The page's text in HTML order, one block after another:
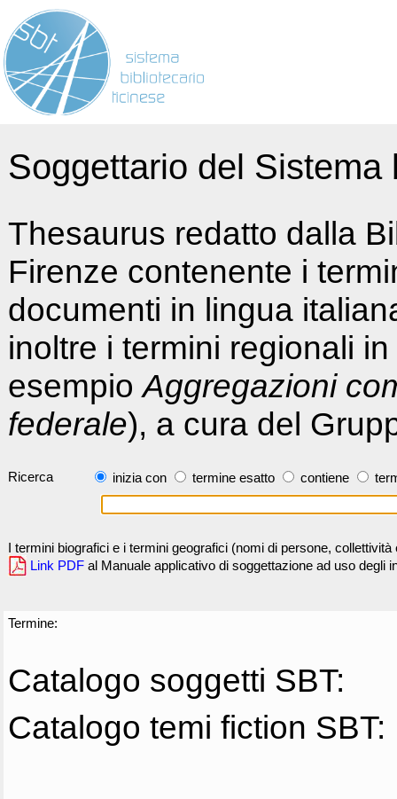
Soggettario del
Thesaurus redatto dalla
Firenze contenente i
documenti in lingua
inoltre i termini regionali
esempioAggregazioni
federale), a cura del
Ricerca inizia con termine esatto contiene
I termini biografici e i termini geografici (nomi di persone,
Link PDF al Manuale applicativo di soggettazione ad uso degli
Termine:
Catalogo soggetti SBT:
Catalogo temi fiction SBT: